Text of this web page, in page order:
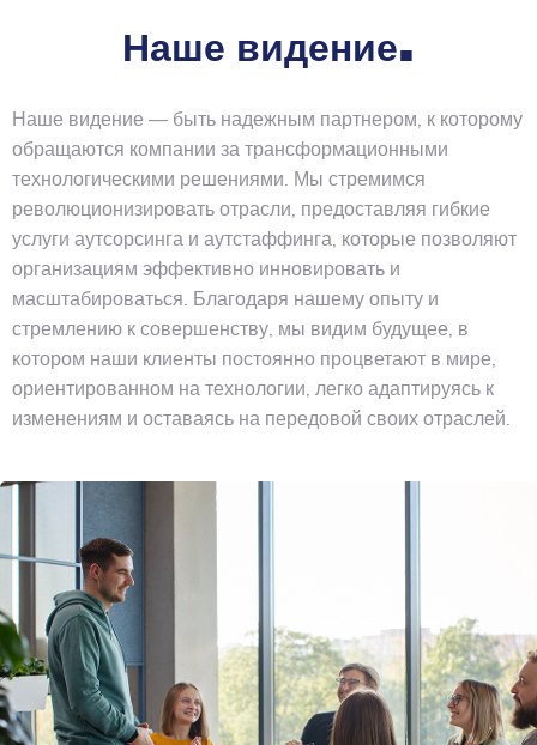
Наше видение.
Наше видение — быть надежным партнером, к которому
обращаются компании за трансформационными
технологическими решениями. Мы стремимся
революционизировать отрасли, предоставляя гибкие
услуги аутсорсинга и аутстаффинга, которые позволяют
организациям эффективно инновировать и
масштабироваться. Благодаря нашему опыту и
стремлению к совершенству, мы видим будущее, в
котором наши клиенты постоянно процветают в мире,
ориентированном на технологии, легко адаптируясь к
изменениям и оставаясь на передовой своих отраслей.